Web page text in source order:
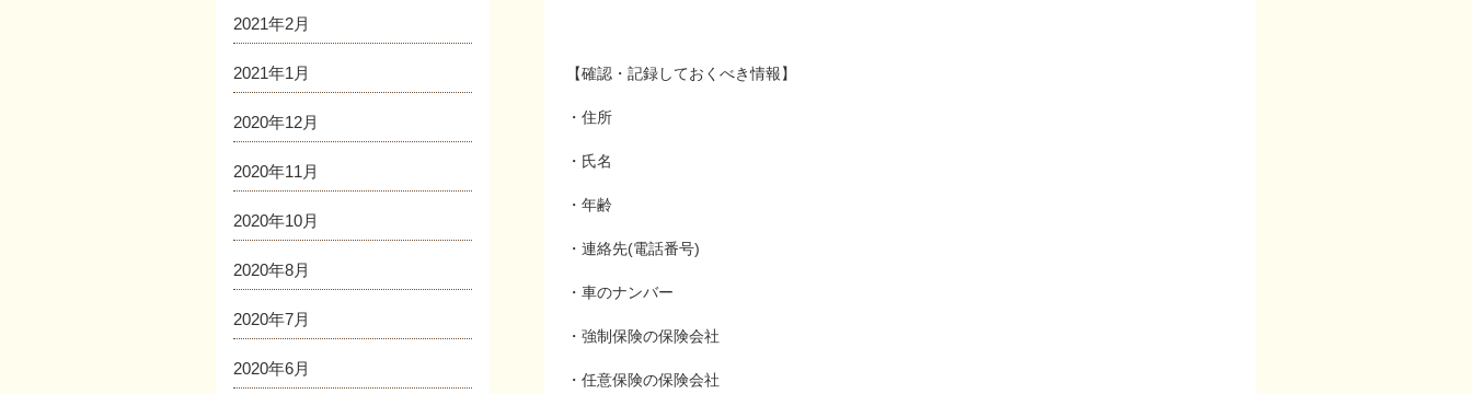
【確認・記録しておくべき情報】
・住所
・氏名
・年齢
・連絡先(電話番号)
・車のナンバー
・強制保険の保険会社
・任意保険の保険会社
2021年2月
2021年1月
2020年12月
2020年11月
2020年10月
2020年8月
2020年7月
2020年6月